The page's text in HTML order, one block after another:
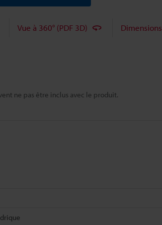
ne pas être inclus avec le produit.
Vue à 360° (PDF 3D) Dimensions